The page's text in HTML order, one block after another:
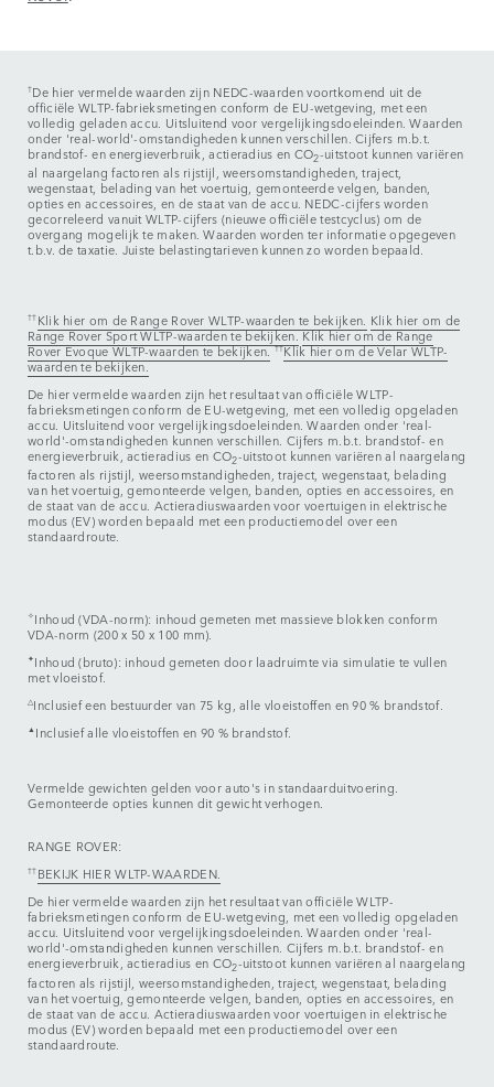
†De hier vermelde waarden zijn NEDC-waarden voortkomend uit de
officiële WLTP-fabrieksmetingen conform de EU-wetgeving, met een
volledig geladen accu. Uitsluitend voor vergelijkingsdoeleinden. Waarden
onder 'real-world'-omstandigheden kunnen verschillen. Cijfers m.b.t.
brandstof- en energieverbruik, actieradius en CO2-uitstoot kunnen variëren
al naargelang factoren als rijstijl, weersomstandigheden, traject,
wegenstaat, belading van het voertuig, gemonteerde velgen, banden,
opties en accessoires, en de staat van de accu. NEDC-cijfers worden
gecorreleerd vanuit WLTP-cijfers (nieuwe officiële testcyclus) om de
overgang mogelijk te maken. Waarden worden ter informatie opgegeven
t.b.v. de taxatie. Juiste belastingtarieven kunnen zo worden bepaald.
†† Klik hier om de Range Rover WLTP-waarden te bekijken. Klik hier om de
Range Rover Sport WLTP-waarden te bekijken.Klik hier om de Range
Rover Evoque WLTP-waarden te bekijken. ††Klik hier om de Velar WLTP-
waarden te bekijken.
De hier vermelde waarden zijn het resultaat van officiële WLTP-
fabrieksmetingen conform de EU-wetgeving, met een volledig opgeladen
accu. Uitsluitend voor vergelijkingsdoeleinden. Waarden onder 'real-
world'-omstandigheden kunnen verschillen. Cijfers m.b.t. brandstof- en
energieverbruik, actieradius en CO2-uitstoot kunnen variëren al naargelang
factoren als rijstijl, weersomstandigheden, traject, wegenstaat, belading
van het voertuig, gemonteerde velgen, banden, opties en accessoires, en
de staat van de accu. Actieradiuswaarden voor voertuigen in elektrische
modus (EV) worden bepaald met een productiemodel over een
standaardroute.
✧ Inhoud (VDA-norm): inhoud gemeten met massieve blokken conform
VDA-norm (200 x 50 x 100 mm).
✦ Inhoud (bruto): inhoud gemeten door laadruimte via simulatie te vullen
met vloeistof.
△Inclusief een bestuurder van 75 kg, alle vloeistoffen en 90 % brandstof.
▲ Inclusief alle vloeistoffen en 90 % brandstof.
Vermelde gewichten gelden voor auto's in standaarduitvoering.
Gemonteerde opties kunnen dit gewicht verhogen.
RANGE ROVER:
†† BEKIJK HIER WLTP-WAARDEN.
De hier vermelde waarden zijn het resultaat van officiële WLTP-
fabrieksmetingen conform de EU-wetgeving, met een volledig opgeladen
accu. Uitsluitend voor vergelijkingsdoeleinden. Waarden onder 'real-
world'-omstandigheden kunnen verschillen. Cijfers m.b.t. brandstof- en
energieverbruik, actieradius en CO2-uitstoot kunnen variëren al naargelang
factoren als rijstijl, weersomstandigheden, traject, wegenstaat, belading
van het voertuig, gemonteerde velgen, banden, opties en accessoires, en
de staat van de accu. Actieradiuswaarden voor voertuigen in elektrische
modus (EV) worden bepaald met een productiemodel over een
standaardroute.